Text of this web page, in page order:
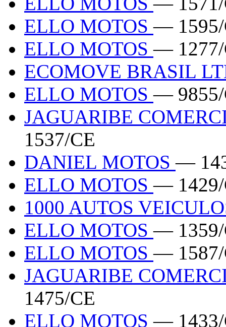
ELLO MOTOS— 1595/
ELLO MOTOS— 1277/
ECOMOVE BRASIL
ELLO MOTOS— 9855/
JAGUARIBE
1537/CE
DANIEL MOTOS—
ELLO MOTOS— 1429/
1000 AUTOS
ELLO MOTOS— 1359/
ELLO MOTOS— 1587/
JAGUARIBE
1475/CE
ELLO MOTOS— 1433/